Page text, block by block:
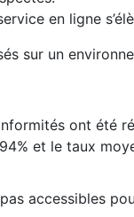
en ligne
sur un
ont été
et le taux
accessibles